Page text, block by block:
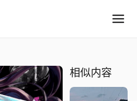
相似内容